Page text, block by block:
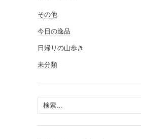
その他
今日の逸品
日帰りの山歩き
未分類
検
索: